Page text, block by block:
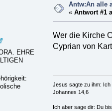
EHRE
Antw:An alle
«Antwort #1
Wer die Kirche
Cyprian von
Jesus sagte zu ihm: Ich
Johannes 14,6
Ich aber sage dir: Du